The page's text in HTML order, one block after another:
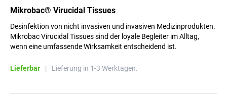
Mikrobac® Virucidal Tissues
Desinfektion von nicht invasiven und invasiven Medizinprodukten.
Mikrobac Virucidal Tissues sind der loyale Begleiter im Alltag,
wenn eine umfassende Wirksamkeit entscheidend ist.
Lieferbar | Lieferung in 1-3 Werktagen.